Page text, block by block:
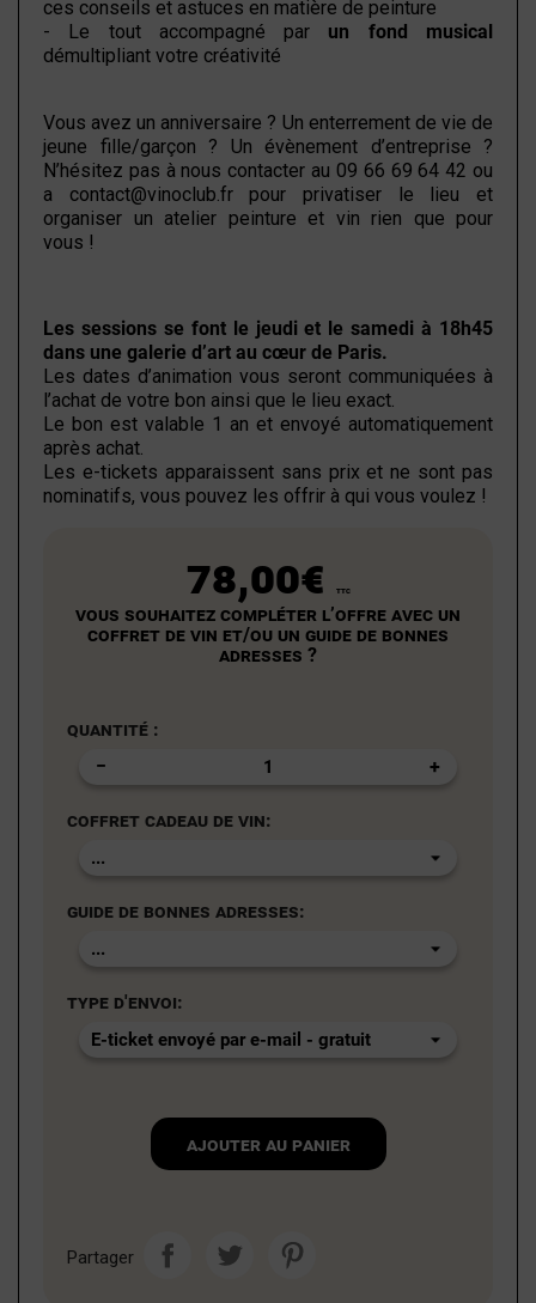
78,00€ TTC
Vous souhaitez compléter l’offre avec un
coffret de vin et/ou un guide de bonnes
adresses ?
Quantité :
Coffret cadeau de vin:
Guide de bonnes adresses:
Type d'envoi:
Ajouter au panier
Partager
ces conseils et astuces en matière de peinture
- Le tout accompagné par un fond musical
démultipliant votre créativité
Vous avez un anniversaire ? Un enterrement de vie de
jeune fille/garçon ? Un évènement d’entreprise ?
N’hésitez pas à nous contacter au 09 66 69 64 42 ou
a contact@vinoclub.frpour privatiser le lieu et
organiser un atelier peinture et vin rien que pour
vous !
Les sessions se font le jeudi et le samedi à 18h45
dans une galerie d’art au cœur de Paris.
Les dates d’animation vous seront communiquées à
l’achat de votre bon ainsi que le lieu exact.
Le bon est valable 1 an et envoyé automatiquement
après achat.
Les e-tickets apparaissent sans prix et ne sont pas
nominatifs, vous pouvez les offrir à qui vous voulez !